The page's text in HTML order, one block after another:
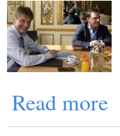
Read more